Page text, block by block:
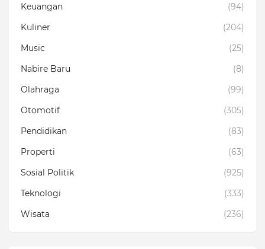
Keuangan
(94)
Kuliner
(204)
Music
(25)
Nabire Baru
(8)
Olahraga
(99)
Otomotif
(305)
Pendidikan
(83)
Properti
(63)
Sosial Politik
(925)
Teknologi
(333)
Wisata
(236)